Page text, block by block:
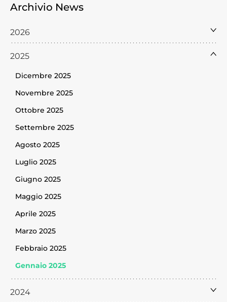
Archivio News
2026
2025
Dicembre 2025
Novembre 2025
Ottobre 2025
Settembre 2025
Agosto 2025
Luglio 2025
Giugno 2025
Maggio 2025
Aprile 2025
Marzo 2025
Febbraio 2025
Gennaio 2025
2024